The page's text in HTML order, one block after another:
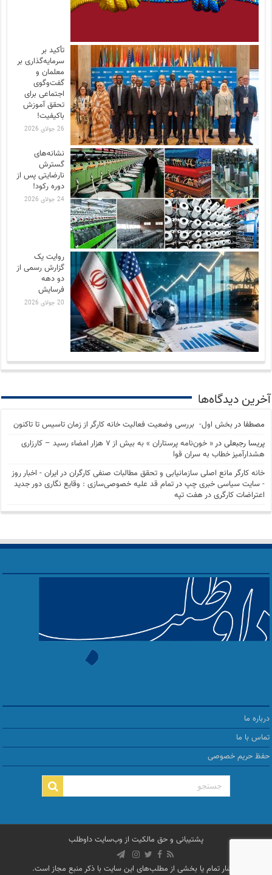
تأکید بر
سرمایه‌گذاری بر
معلمان و
گفت‌وگوی
اجتماعی برای
تحقق آموزش
باکیفیت!
26 جولای 2026
نشانه‌های
گسترش
نارضایتی‌ پس از
دوره رکود!
24 جولای 2026
روایت یک
گزارش رسمی از
دو دهه
فرسایش
20 جولای 2026
آخرین دیدگاه‌ها
مصطفا در بخش اول- بررسی وضعیت فعالیت خانه کارگر از زمان تاسیس تا تاکنون
پریسا رجبعلی در
« خون‌نامه پرستاران » به بیش از ۷ هزار امضاء رسید – کارزاری
هشدارآمیز خطاب به سران قوا
خانه کارگر مانع اصلی سازمانیابی و تحقق مطالبات صنفی کارگران در ایران - اخبار روز
- سايت سياسی خبری چپ درتمام قد علیه خصوصی‌سازی : وقایع نگاری دور جدید
اعتراضات کارگری در هفت تپه
درباره ما
تماس با ما
حفظ حریم خصوصی
پشتیبانی و حق مالکیت از وب‌سایت داوطلب
انتشار تمام یا بخشی از مطلب‌های این سایت با ذکر منبع مجاز است.